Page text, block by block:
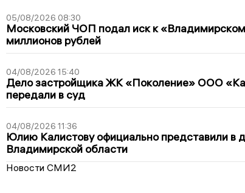
05/08/2026 08:30
Московский ЧОП подал иск к
миллионов рублей
04/08/2026 15:40
Дело застройщика ЖК «Поколение» ООО
передали в суд
04/08/2026 11:36
Юлию Калистову официально представили в
Владимирской области
Новости СМИ2